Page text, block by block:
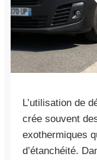
L’utilisation de
crée souvent
exothermiques
d’étanchéité.